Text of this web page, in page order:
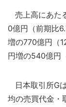
売上高にあた
0億円（前期比
増の770億円（
円増の540億円
日本取引所G
均の売買代金・